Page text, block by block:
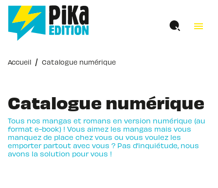
MENU RECHERCHE
PIED DE PAGE
menu
Accueil / Catalogue numérique
Catalogue numérique
Tous nos mangas et romans en version numérique (au
format e-book) ! Vous aimez les mangas mais vous
manquez de place chez vous ou vous voulez les
emporter partout avec vous ? Pas d’inquiétude, nous
avons la solution pour vous !